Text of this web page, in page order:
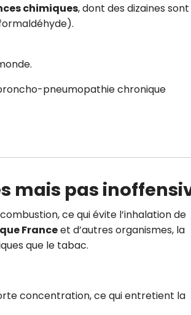
chimiques, dont des dizaines sont
pneumopathie chronique
mais pas
ce qui évite l’inhalation de
Franceet d’autres organismes, la
que le tabac.
concentration, ce qui entretient la